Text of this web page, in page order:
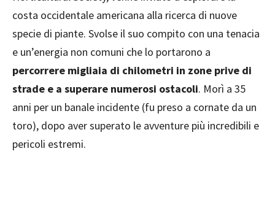
costa occidentale americana alla ricerca di nuove
specie di piante. Svolse il suo compito con una tenacia
e un’energia non comuni che lo portarono a
percorrere migliaia di chilometri in zone prive di
strade e a superare numerosi ostacoli. Morì a 35
anni per un banale incidente (fu preso a cornate da un
toro), dopo aver superato le avventure più incredibili e
pericoli estremi.